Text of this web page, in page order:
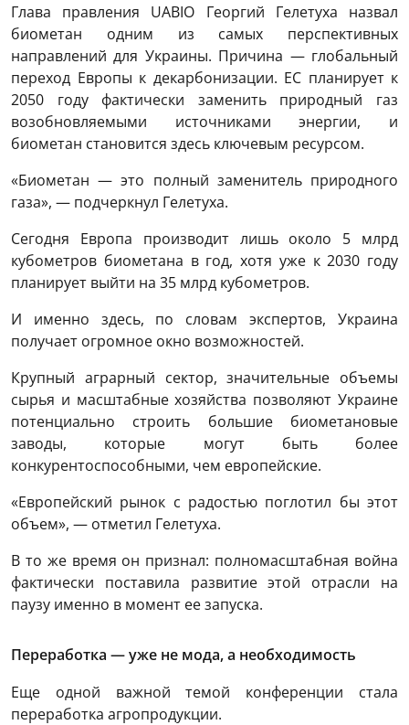
Глава правления UABIO Георгий Гелетуха назвал
биометан одним из самых перспективных
направлений для Украины. Причина — глобальный
переход Европы к декарбонизации. ЕС планирует к
2050 году фактически заменить природный газ
возобновляемыми источниками энергии, и
биометан становится здесь ключевым ресурсом.
«Биометан — это полный заменитель природного
газа», — подчеркнул Гелетуха.
Сегодня Европа производит лишь около 5 млрд
кубометров биометана в год, хотя уже к 2030 году
планирует выйти на 35 млрд кубометров.
И именно здесь, по словам экспертов, Украина
получает огромное окно возможностей.
Крупный аграрный сектор, значительные объемы
сырья и масштабные хозяйства позволяют Украине
потенциально строить большие биометановые
заводы, которые могут быть более
конкурентоспособными, чем европейские.
«Европейский рынок с радостью поглотил бы этот
объем», — отметил Гелетуха.
В то же время он признал: полномасштабная война
фактически поставила развитие этой отрасли на
паузу именно в момент ее запуска.
Переработка — уже не мода, а необходимость
Еще одной важной темой конференции стала
переработка агропродукции.